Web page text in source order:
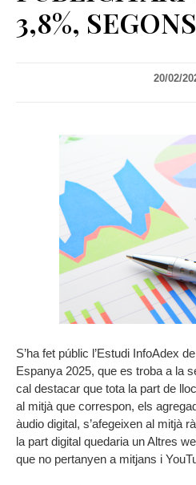
3,8%,
20/02/
S’ha fet públic l’Estudi InfoAdex
Espanya 2025, que es troba a la
cal destacar que tota la part de
al mitjà que correspon, els
àudio digital, s’afegeixen al mitjà
la part digital quedaria un Altres
que no pertanyen a mitjans i